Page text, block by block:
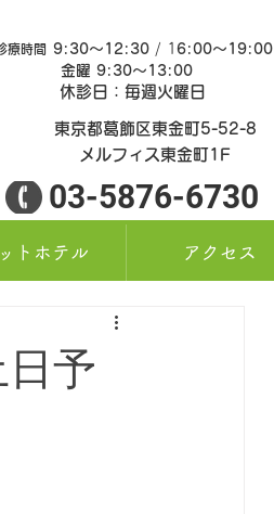
療時間 9:30～12:30 / 1 6:00～19:00
曜 9:30～13:00
休診日：毎週火曜日
東京都葛飾区東金町5-52-8
メルフィス東金町1F
03-5876-6730
トホテル アクセス
予